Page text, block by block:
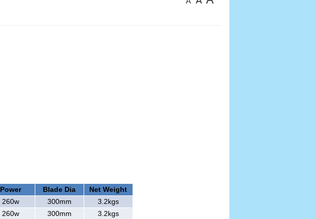
Power Blade Dia
Net Weight
260w 300mm
3.2kgs
260w 300mm 3.2kgs